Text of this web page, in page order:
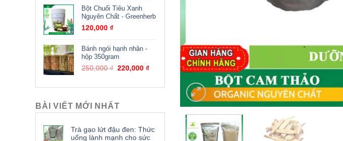
Bột Chuối Tiêu Xanh
Nguyên Chất - Greenherb
120,000 ₫
Bánh ngói hạnh nhân -
hộp 350gram
250,000₫ 220,000₫
BÀI VIẾT MỚI NHẤT
Trà gạo lứt đậu đen: Thức
uống lành mạnh cho sức